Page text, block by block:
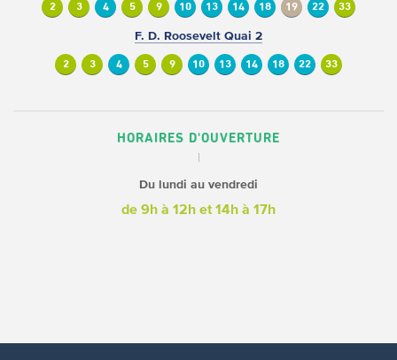
2 3 4 5 9 10 13 14 18 19 22 33
F. D. Roosevelt Quai 2
2 3 4 5 9 10 13 14 18 22 33
HORAIRES D'OUVERTURE
Du lundi au vendredi
de 9h à 12h et 14h à 17h